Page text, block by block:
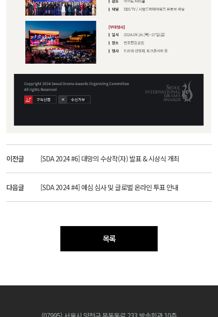
이전글 [SDA 2024 #6] 대망의 수상작(자) 발표 & 시상식 개최
다음글 [SDA 2024 #4] 예심 심사 및 글로벌 온라인 투표 안내
목록